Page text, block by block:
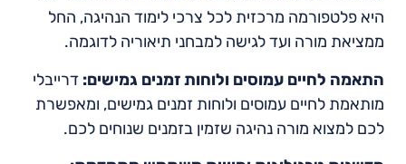
היא פלטפורמה מרכזית לכל צרכי לימוד הנהיגה, החל
ממציאת מורה ועד לגישה למבחני תיאוריה לדוגמה.
התאמה לחיים עמוסים ולוחות זמנים גמישים: דרייבלי
מותאמת לחיים עמוסים ולוחות זמנים גמישים, ומאפשרת
לכם למצוא מורה נהיגה שזמין בזמנים שנוחים לכם.